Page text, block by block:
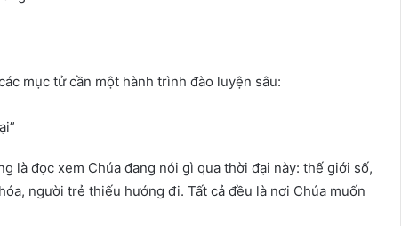
mục tử cần một hành trình đào luyện sâu:
là đọc xem Chúa đang nói gì qua thời đại này: thế giới số,
người trẻ thiếu hướng đi. Tất cả đều là nơi Chúa muốn